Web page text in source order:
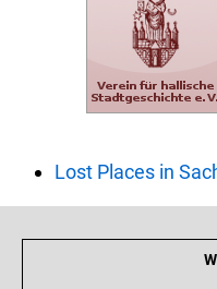
Lost Places in